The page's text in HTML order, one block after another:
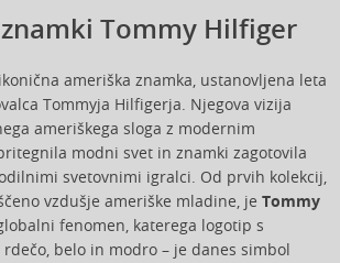
Tommy Hilfiger
ameriška znamka, ustanovljena leta
Tommyja Hilfigerja. Njegova vizija
ameriškega sloga z modernim
modni svet in znamki zagotovila
svetovnimi igralci. Od prvih kolekcij,
vzdušje ameriške mladine, je Tommy
fenomen, katerega logotip s
belo in modro – je danes simbol